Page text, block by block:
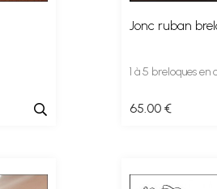
Jonc ruban
1 à 5 breloques en
65.00 €